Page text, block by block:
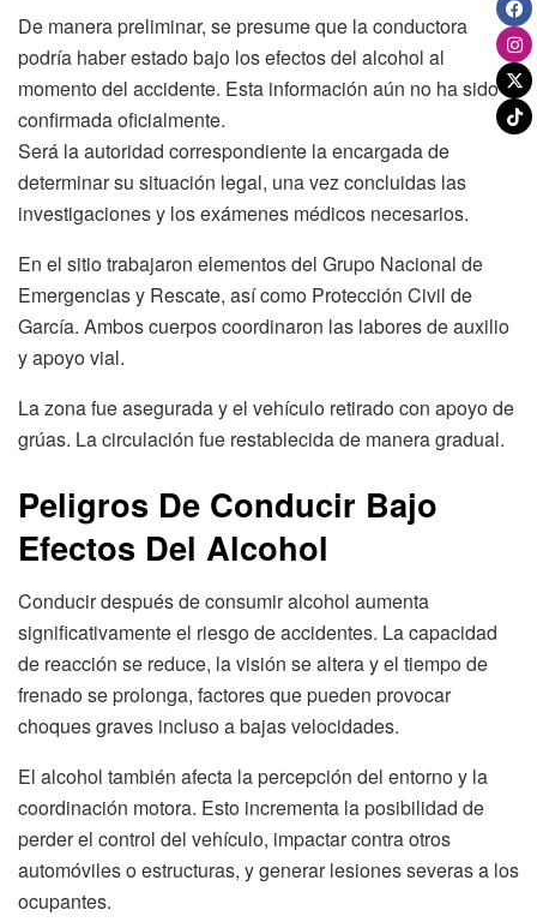
De manera preliminar, se presume que la conductora
podría haber estado bajo los efectos del alcohol al
momento del accidente. Esta información aún no ha sido
confirmada oficialmente.
Será la autoridad correspondiente la encargada de
determinar su situación legal, una vez concluidas las
investigaciones y los exámenes médicos necesarios.
En el sitio trabajaron elementos del Grupo Nacional de
Emergencias y Rescate, así como Protección Civil de
García. Ambos cuerpos coordinaron las labores de auxilio
y apoyo vial.
La zona fue asegurada y el vehículo retirado con apoyo de
grúas. La circulación fue restablecida de manera gradual.
Peligros De Conducir Bajo
Efectos Del Alcohol
Conducir después de consumir alcohol aumenta
significativamente el riesgo de accidentes. La capacidad
de reacción se reduce, la visión se altera y el tiempo de
frenado se prolonga, factores que pueden provocar
choques graves incluso a bajas velocidades.
El alcohol también afecta la percepción del entorno y la
coordinación motora. Esto incrementa la posibilidad de
perder el control del vehículo, impactar contra otros
automóviles o estructuras, y generar lesiones severas a los
ocupantes.